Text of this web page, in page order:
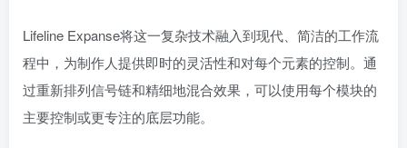
Lifeline Expanse将这一复杂技术融入到现代、简洁的工作流
程中，为制作人提供即时的灵活性和对每个元素的控制。通
过重新排列信号链和精细地混合效果，可以使用每个模块的
主要控制或更专注的底层功能。